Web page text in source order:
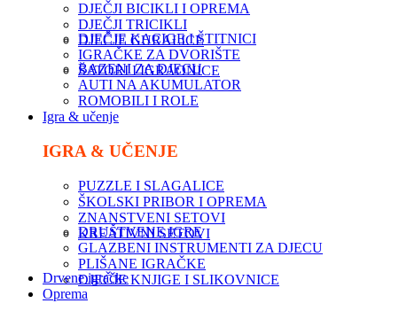
DJEČJI BICIKLI I OPREMA
DJEČJI TRICIKLI
DJEČJE GURALICE
DJEČJE KACIGE I ŠTITNICI
IGRAČKE ZA DVORIŠTE
ŠATORI I IGRAONICE
BAZENI ZA DJECU
AUTI NA AKUMULATOR
ROMOBILI I ROLE
Igra & učenje
IGRA & UČENJE
PUZZLE I SLAGALICE
ŠKOLSKI PRIBOR I OPREMA
ZNANSTVENI SETOVI
KREATIVNI SETOVI
DRUŠTVENE IGRE
GLAZBENI INSTRUMENTI ZA DJECU
PLIŠANE IGRAČKE
DJEČJE KNJIGE I SLIKOVNICE
Drvene igračke
Oprema